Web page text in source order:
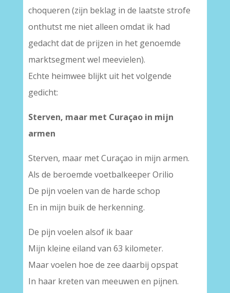
choqueren (zijn beklag in de laatste strofe
onthutst me niet alleen omdat ik had
gedacht dat de prijzen in het genoemde
marktsegment wel meevielen).
Echte heimwee blijkt uit het volgende
gedicht:
Sterven, maar met Curaçao in mijn
armen
Sterven, maar met Curaçao in mijn armen.
Als de beroemde voetbalkeeper Orilio
De pijn voelen van de harde schop
En in mijn buik de herkenning.
De pijn voelen alsof ik baar
Mijn kleine eiland van 63 kilometer.
Maar voelen hoe de zee daarbij opspat
In haar kreten van meeuwen en pijnen.